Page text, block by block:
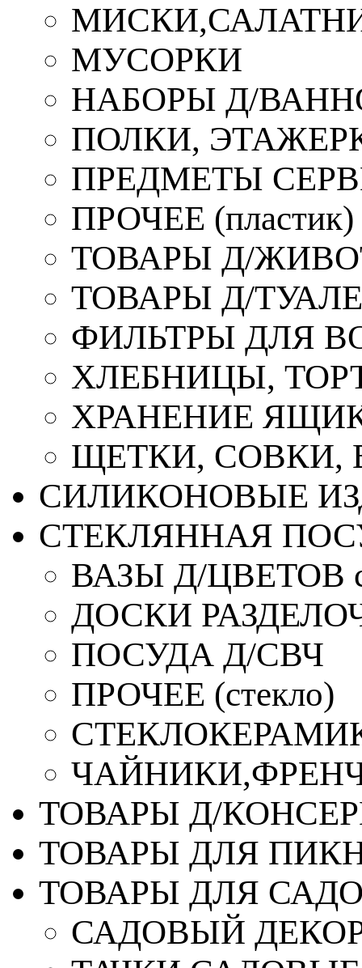
МУСОРКИ
НАБОРЫ Д/
ПОЛКИ,
ПРЕДМЕТЫ
ПРОЧЕЕ (пластик)
ТОВАРЫ Д/
ТОВАРЫ Д/
ФИЛЬТРЫ ДЛЯ
ХЛЕБНИЦЫ,
ХРАНЕНИЕ
ЩЕТКИ, СОВКИ,
СИЛИКОНОВЫЕ
СТЕКЛЯННАЯ
ВАЗЫ Д/ЦВЕТОВ
ДОСКИ
ПОСУДА Д/СВЧ
ПРОЧЕЕ (стекло)
ТОВАРЫ Д/
ТОВАРЫ ДЛЯ
ТОВАРЫ ДЛЯ
САДОВЫЙ